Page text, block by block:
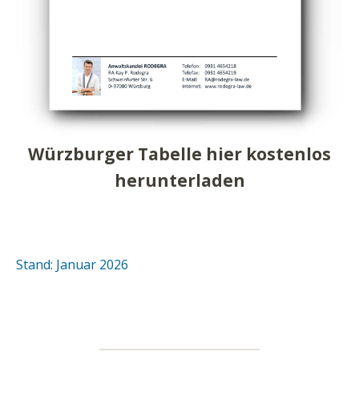
Würzburger Tabelle hier kostenlos
herunterladen
Stand: Januar 2026